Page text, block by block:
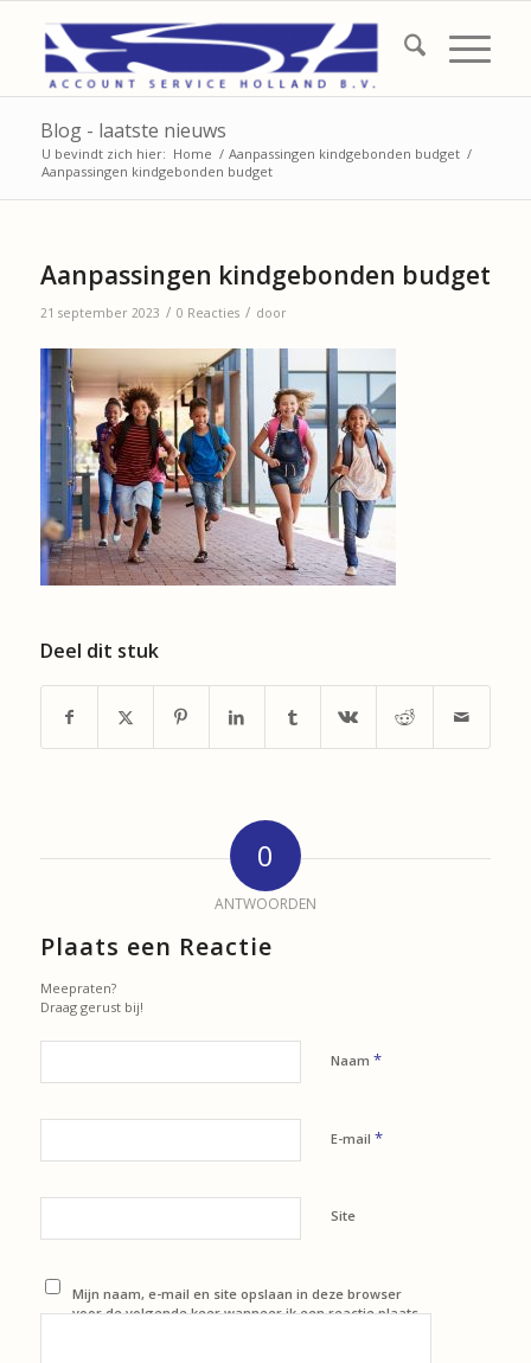
Blog - laatste nieuws
U bevindt zich hier: Home / Aanpassingen kindgebonden budget /
Aanpassingen kindgebonden budget
Aanpassingen kindgebonden budget
21 september 2023 / 0 Reacties / door
Deel dit stuk
0
ANTWOORDEN
Plaats een Reactie
Meepraten?
Draag gerust bij!
Naam *
E-mail *
Site
Mijn naam, e-mail en site opslaan in deze browser
voor de volgende keer wanneer ik een reactie plaats.